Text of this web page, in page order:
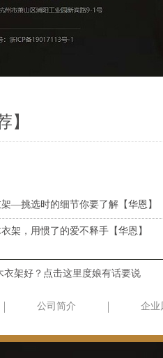
】
—挑选时的细节你要了解【华恩】
架，用惯了的爱不释手【华恩】
衣架好？点击这里度娘有话要说
公司简介 企业